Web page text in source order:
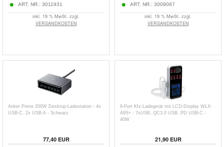
ART. NR.: 3011931
inkl. 19 % MwSt. zzgl.
VERSANDKOSTEN
ART. NR.: 3009087
inkl. 19 % MwSt. zzgl.
VERSANDKOSTEN
Anker Prime 200W Desktop-Ladestation - 4x
USB-C, 2x USB-A - Schwarz
77,40EUR
9-Port Kfz-Ladegerät mit LCD-Display WLX-
A9S+ - 7xUSB, QC3.0 USB, PD USB-C -
40W
21,90EUR